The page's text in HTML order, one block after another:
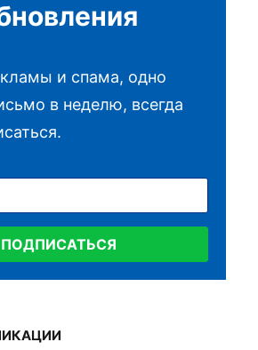
и спама, одно
в неделю, всегда
ПОДПИСАТЬСЯ